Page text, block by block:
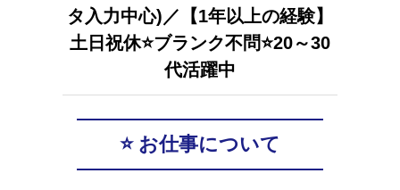
タ入力中心)／【1年以上の経験】
土日祝休⭐ブランク不問⭐20～30
代活躍中
⭐ お仕事について